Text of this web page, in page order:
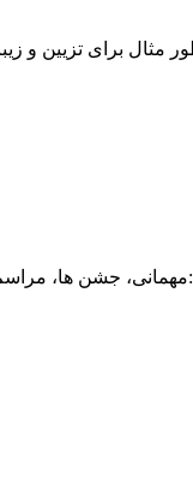
مثال برای تزیین و
جشن ها، مراسم،